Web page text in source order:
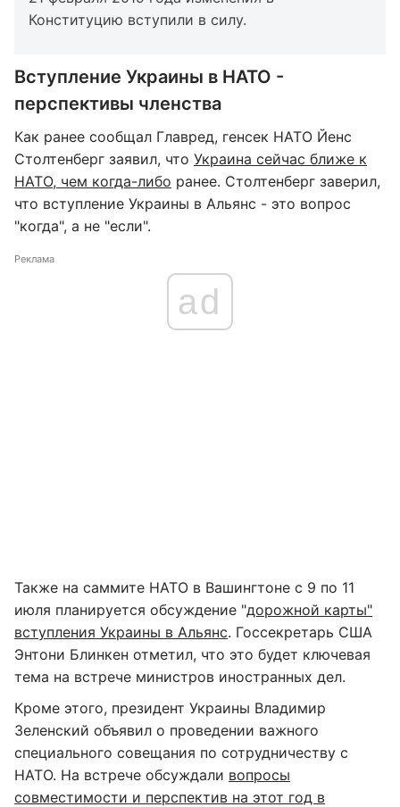
Конституцию вступили в силу.
Вступление Украины в НАТО -
перспективы членства
Как ранее сообщал Главред, генсек НАТО Йенс
Столтенберг заявил, что Украина сейчас ближе к
НАТО, чем когда-либо ранее. Столтенберг заверил,
что вступление Украины в Альянс - это вопрос
"когда", а не "если".
Реклама
ad
Также на саммите НАТО в Вашингтоне с 9 по 11
июля планируется обсуждение "дорожной карты"
вступления Украины в Альянс. Госсекретарь США
Энтони Блинкен отметил, что это будет ключевая
тема на встрече министров иностранных дел.
Кроме этого, президент Украины Владимир
Зеленский объявил о проведении важного
специального совещания по сотрудничеству с
НАТО. На встрече обсуждали вопросы
совместимости и перспектив на этот год в